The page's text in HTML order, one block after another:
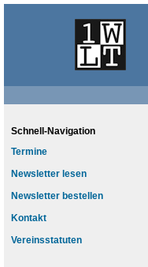
Schnell-Navigation
Termine
Newsletter lesen
Newsletter bestellen
Kontakt
Vereinsstatuten